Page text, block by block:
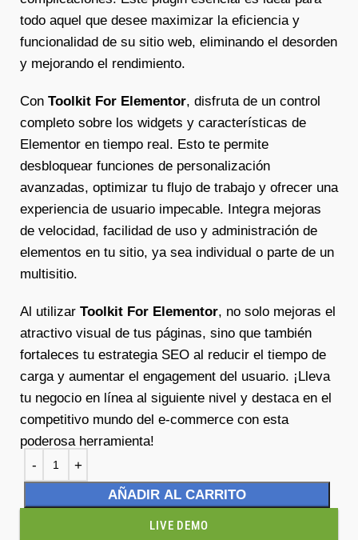
todo aquel que desee maximizar la eficiencia y
funcionalidad de su sitio web, eliminando el desorden
y mejorando el rendimiento.
Con Toolkit For Elementor, disfruta de un control
completo sobre los widgets y características de
Elementor en tiempo real. Esto te permite
desbloquear funciones de personalización
avanzadas, optimizar tu flujo de trabajo y ofrecer una
experiencia de usuario impecable. Integra mejoras
de velocidad, facilidad de uso y administración de
elementos en tu sitio, ya sea individual o parte de un
multisitio.
Al utilizar Toolkit For Elementor, no solo mejoras el
atractivo visual de tus páginas, sino que también
fortaleces tu estrategia SEO al reducir el tiempo de
carga y aumentar el engagement del usuario. ¡Lleva
tu negocio en línea al siguiente nivel y destaca en el
competitivo mundo del e-commerce con esta
poderosa herramienta!
AÑADIR AL CARRITO
LIVE DEMO